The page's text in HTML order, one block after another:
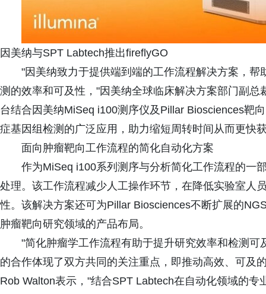
因美纳与SPT Labtech推出fireflyGO
"因美纳致力于提供端到端的工作流程解决方案，
测的效率和可及性，"因美纳全球临床解决方案部门副
台结合因美纳MiSeq i100测序仪及Pillar Biosciences靶
症基因组检测的广泛应用，助力缩短周转时间从而更快
面向肿瘤靶向工作流程的简化自动化方案
作为MiSeq i100系列测序与分析简化工作流程的一
处理。该工作流程减少人工操作环节，在降低实验室人
性。该解决方案还可为Pillar Biosciences不断扩展的
肿瘤靶向研究领域的产品布局。
"简化肿瘤学工作流程有助于提升研究效率和检测
的合作体现了双方共同的关注重点，即推动高效、可及
Rob Walton表示，"结合SPT Labtech在自动化领域的